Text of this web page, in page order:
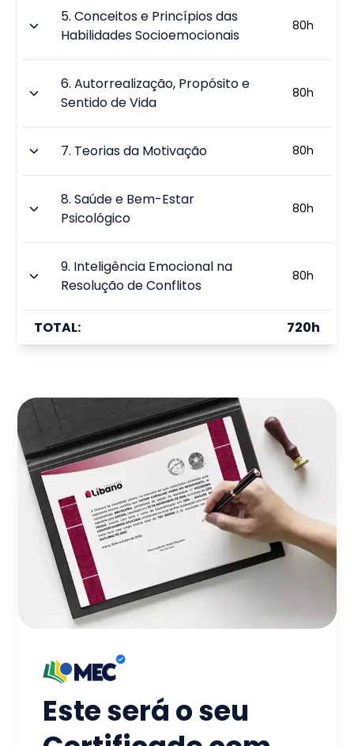
5.Conceitos e Princípios das
Habilidades Socioemocionais
80h
6.Autorrealização, Propósito e
Sentido de Vida
80h
7. Teorias da Motivação 80h
8.Saúde e Bem-Estar
Psicológico
80h
9. Inteligência Emocional na
Resolução de Conflitos
80h
TOTAL: 720h
Este será o seu